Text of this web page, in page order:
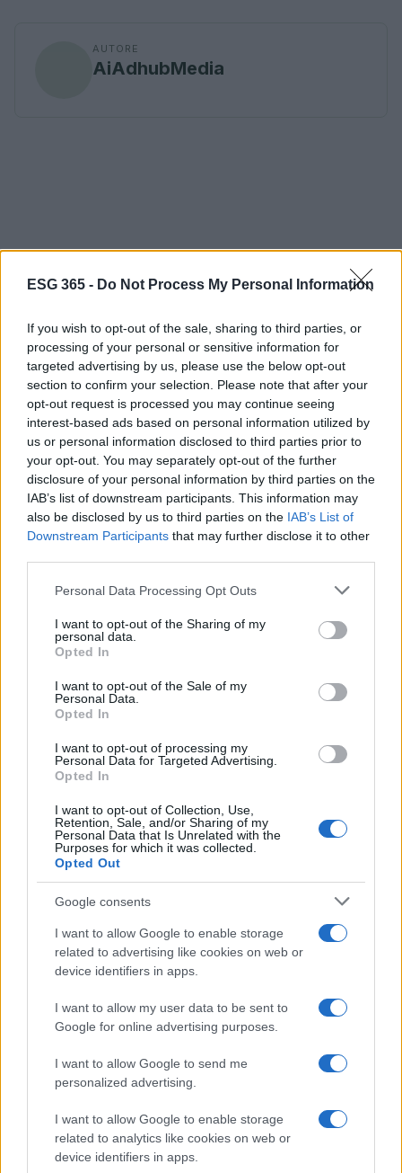
ESG 365 - Do Not Process My Personal Information
If you wish to opt-out of the sale, sharing to third parties, or
processing of your personal or sensitive information for
targeted advertising by us, please use the below opt-out
section to confirm your selection. Please note that after your
opt-out request is processed you may continue seeing
interest-based ads based on personal information utilized by
us or personal information disclosed to third parties prior to
your opt-out. You may separately opt-out of the further
disclosure of your personal information by third parties on the
IAB’s list of downstream participants. This information may
also be disclosed by us to third parties on the IAB’s List of
Downstream Participants that may further disclose it to other
Please note that this website/app uses one or more Google
not limited to your visit or usage behaviour. You may click to
grant or deny consent to Google and its third-party tags to
use your data for below specified purposes in below Google
consent section.
Personal Data Processing Opt Outs
I want to opt-out of the Sharing of my
personal data.
Opted In
I want to opt-out of the Sale of my
Personal Data.
Opted In
I want to opt-out of processing my
Personal Data for Targeted Advertising.
Opted In
I want to opt-out of Collection, Use,
Retention, Sale, and/or Sharing of my
Personal Data that Is Unrelated with the
Purposes for which it was collected.
Opted Out
Google consents
I want to allow Google to enable storage
related to advertising like cookies on web or
device identifiers in apps.
I want to allow my user data to be sent to
Google for online advertising purposes.
I want to allow Google to send me
personalized advertising.
I want to allow Google to enable storage
related to analytics like cookies on web or
device identifiers in apps.
AUTORE
AiAdhubMedia
Continua a leggere
Finanza sostenibile e dati ESG: l’impatto sulle imprese
italiane
Ilaria Galli · 8 Ago 2026
ESG AZIENDE
Retention nel settore finanziario: soluzioni per